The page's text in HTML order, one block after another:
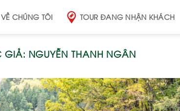
VỀ CHÚNG TÔI TOUR ĐANG NHẬN KHÁCH
GIẢ: NGUYỄN THANH NGÂN